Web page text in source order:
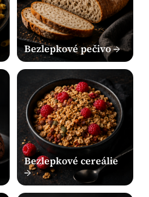
Bezlepkové pečivo →
Bezlepkové cereálie
→